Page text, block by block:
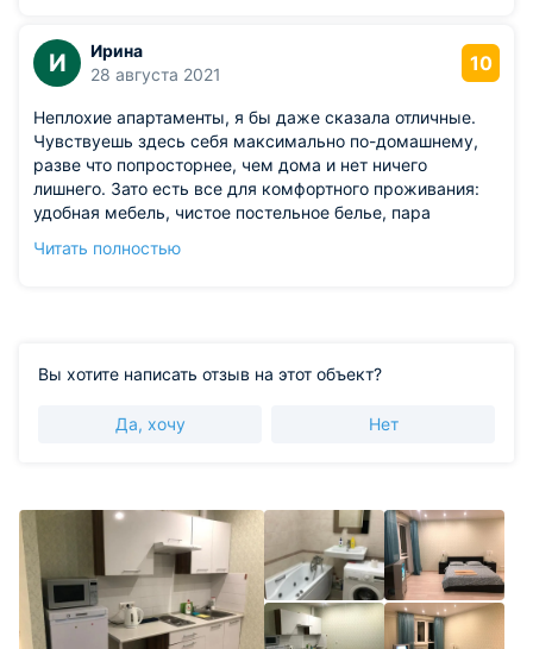
моющие средства и гели для душа. Было достаточно
комфортно и уютно здесь находиться. Мы с мужем
остались полностью довольны и стоимость
замечательная.
И
Ирина
28 августа 2021
10
Неплохие апартаменты, я бы даже сказала отличные.
Чувствуешь здесь себя максимально по-домашнему,
разве что попросторнее, чем дома и нет ничего
лишнего. Зато есть все для комфортного проживания:
удобная мебель, чистое постельное белье, пара
кухне небольшой холодильник, электрический чайник,
Читать полностью
Вы хотите написать отзыв на этот объект?
Да, хочу Нет